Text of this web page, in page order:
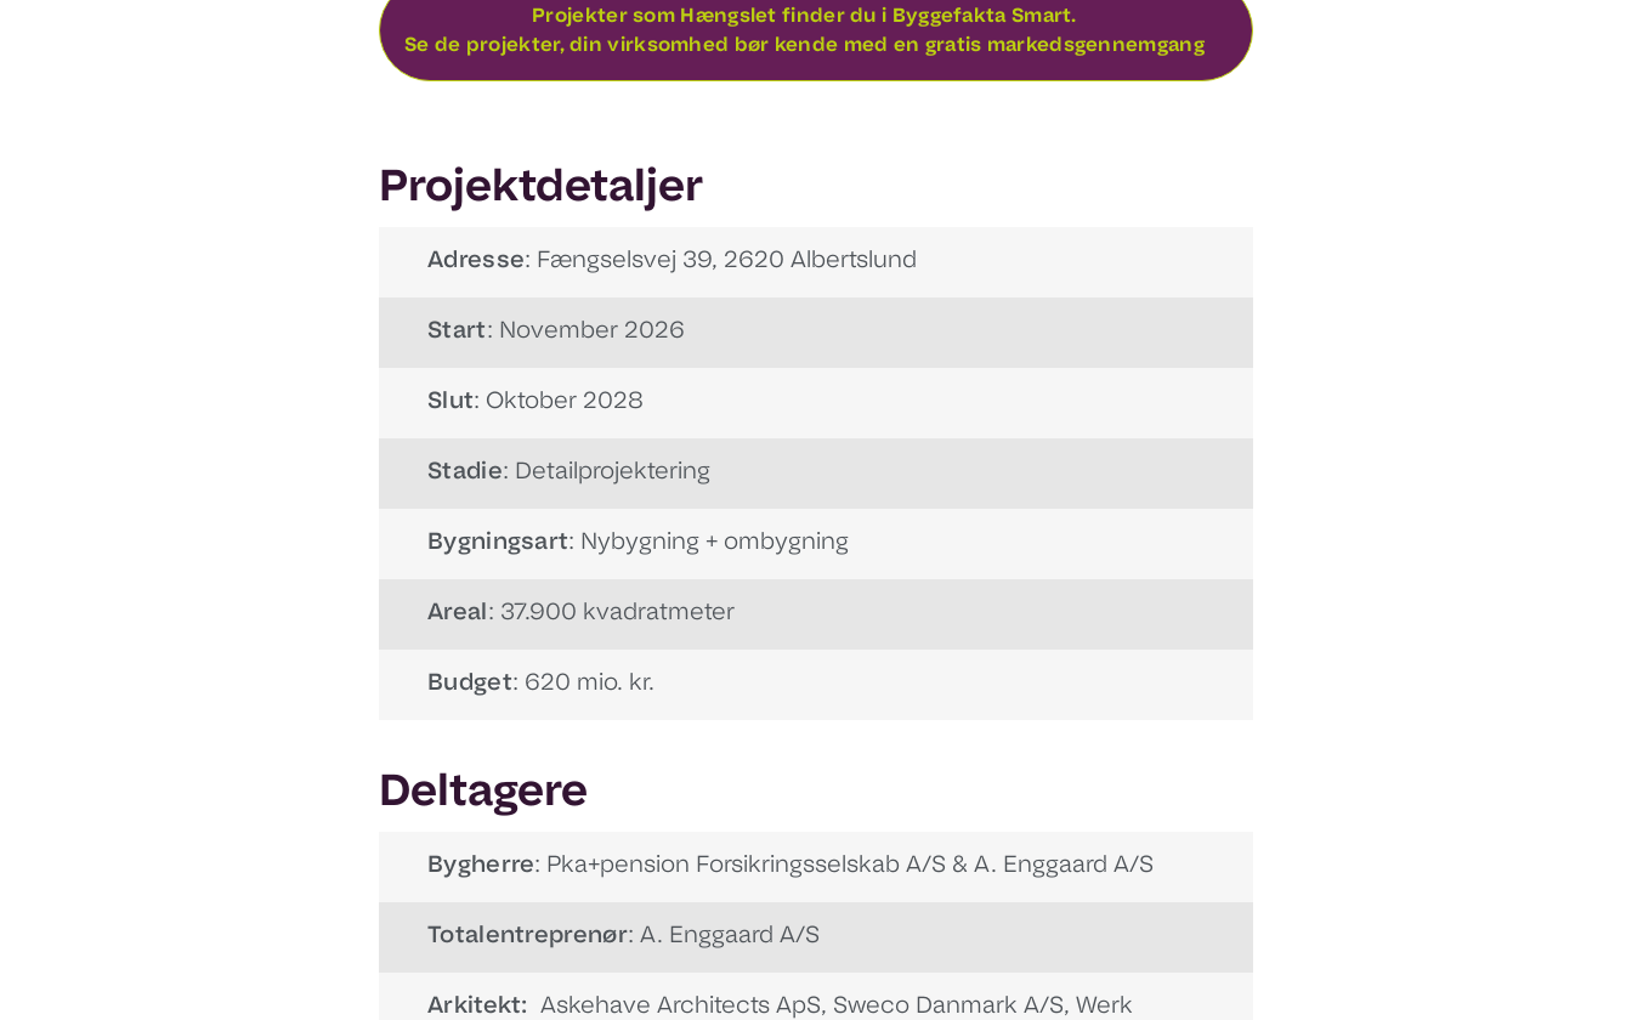
Projekter som Hængslet finder du i Byggefakta Smart.
Se de projekter, din virksomhed bør kende med en gratis markedsgennemgang
Projektdetaljer
Adresse: Fængselsvej 39, 2620 Albertslund
Start: November 2026
Slut: Oktober 2028
Stadie: Detailprojektering
Bygningsart: Nybygning + ombygning
Areal : 37.900 kvadratmeter
Budget: 620 mio. kr.
Deltagere
Bygherre: Pka+pension Forsikringsselskab A/S & A. Enggaard A/S
Totalentreprenør: A. Enggaard A/S
Arkitekt: Askehave Architects ApS, Sweco Danmark A/S, Werk